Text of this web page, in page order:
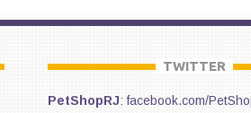
TWITTER
PetShopRJ:facebook.com/